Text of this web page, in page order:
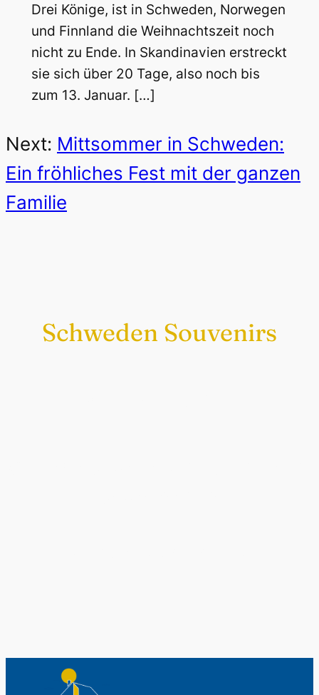
Drei Könige, ist in Schweden, Norwegen
und Finnland die Weihnachtszeit noch
nicht zu Ende. In Skandinavien erstreckt
sie sich über 20 Tage, also noch bis
zum 13. Januar. […]
Next: Mittsommer in Schweden:
Ein fröhliches Fest mit der ganzen
Familie
Schweden Souvenirs